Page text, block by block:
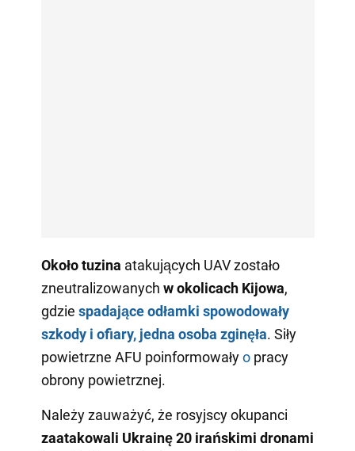
Około tuzina atakujących UAV zostało
zneutralizowanych w okolicach Kijowa,
gdzie spadające odłamki spowodowały
szkody i ofiary, jedna osoba zginęła. Siły
powietrzne AFU poinformowałyopracy
obrony powietrznej.
Należy zauważyć, że rosyjscy okupanci
zaatakowali Ukrainę 20 irańskimi dronami